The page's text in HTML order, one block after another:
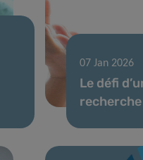
07 Jan 2026
Le défi